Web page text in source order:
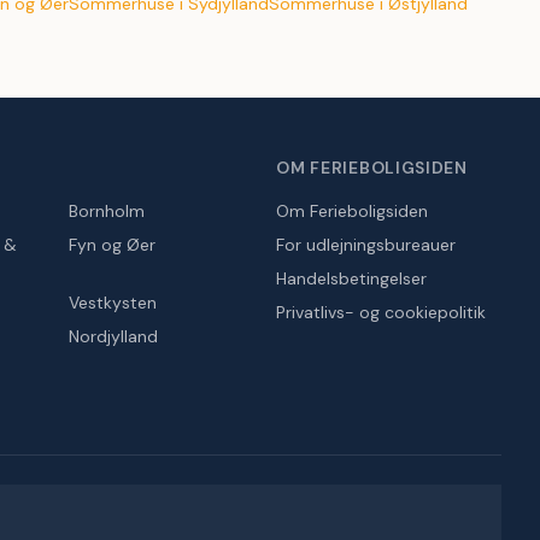
Bornholm
&
Fyn og Øer
Vestkysten
Nordjylland
OM FERIEBOLIGSIDEN
Om Ferieboligsiden
For udlejningsbureauer
Handelsbetingelser
Privatlivs- og cookiepolitik